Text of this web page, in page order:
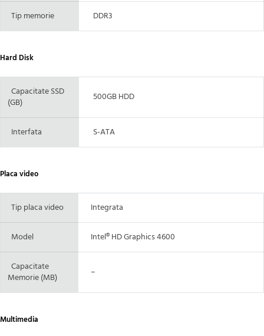
Tip memorie DDR3
Hard Disk
Capacitate SSD
(GB)
500GB HDD
Interfata S-ATA
Placa video
Tip placa video Integrata
Model Intel® HD Graphics 4600
Capacitate
Memorie (MB)
–
Multimedia